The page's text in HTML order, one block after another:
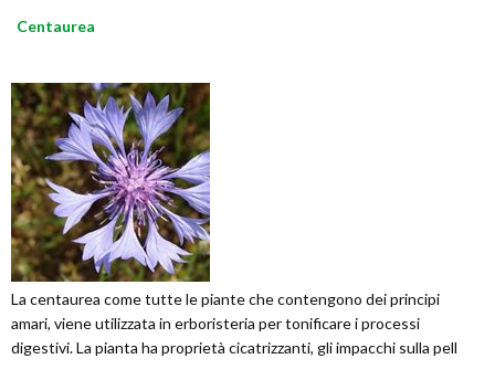
Centaurea
La centaurea come tutte le piante che contengono dei principi
amari, viene utilizzata in erboristeria per tonificare i processi
digestivi. La pianta ha proprietà cicatrizzanti, gli impacchi sulla pell